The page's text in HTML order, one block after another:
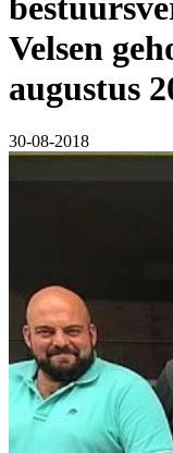
Velsen
augustus
30-08-2018